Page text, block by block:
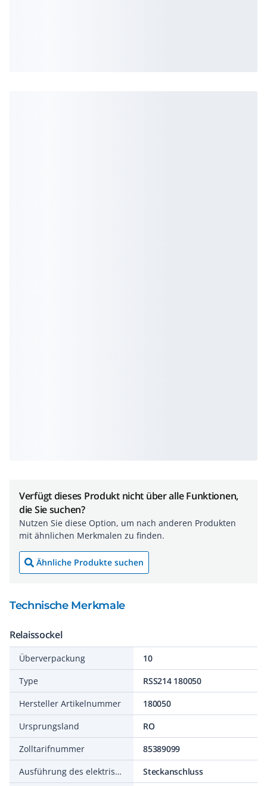
Verfügt dieses Produkt nicht über alle Funktionen,
die Sie suchen?
Nutzen Sie diese Option, um nach anderen Produkten
mit ähnlichen Merkmalen zu finden.
Ähnliche Produkte suchen
Technische Merkmale
Relaissockel
Überverpackung
10
Type
RSS214 180050
Hersteller Artikelnummer
180050
Ursprungsland
RO
Zolltarifnummer
85389099
Ausführung des elektrischen Anschlusses
Steckanschluss